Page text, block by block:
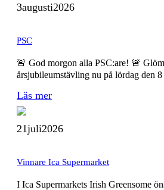
3augusti2026
PSC
🚨 God morgon alla PSC:are! 🚨
årsjubileumstävling nu på lördag den
Läs mer
21juli2026
Vinnare Ica Supermarket
I Ica Supermarkets Irish Greensome